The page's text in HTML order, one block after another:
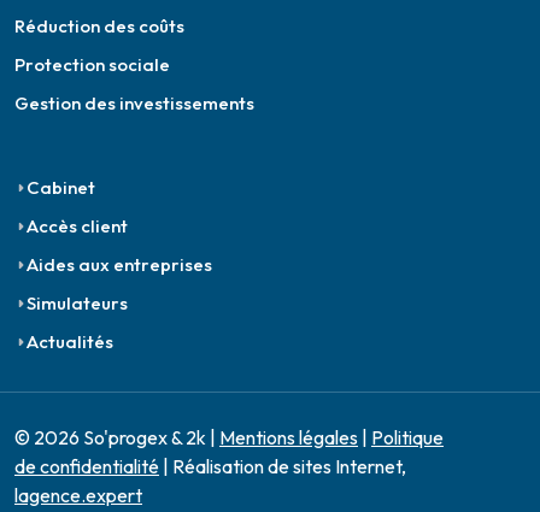
Réduction des coûts
Protection sociale
Gestion des investissements
Cabinet
Accès client
Aides aux entreprises
Simulateurs
Actualités
© 2026 So'progex & 2k | Mentions légales | Politique
de confidentialité | Réalisation de sites Internet,
lagence.expert